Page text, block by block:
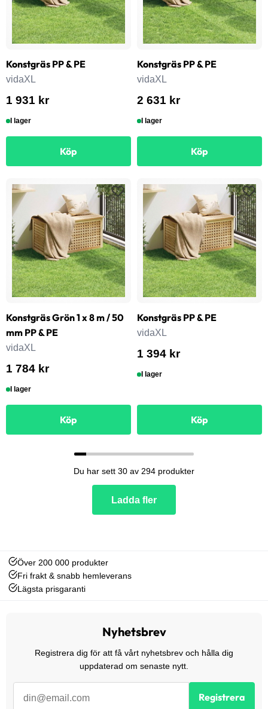
Konstgräs PP & PE
vidaXL
1 931 kr
I lager
Köp
Konstgräs PP & PE
vidaXL
2 631 kr
I lager
Köp
Konstgräs Grön 1 x 8 m / 50
mm PP & PE
vidaXL
1 784 kr
I lager
Köp
Konstgräs PP & PE
vidaXL
1 394 kr
I lager
Köp
Du har sett 30 av 294 produkter
Ladda fler
Över 200 000 produkter
Fri frakt & snabb hemleverans
Lägsta prisgaranti
Nyhetsbrev
Registrera dig för att få vårt nyhetsbrev och hålla dig
uppdaterad om senaste nytt.
Registrera